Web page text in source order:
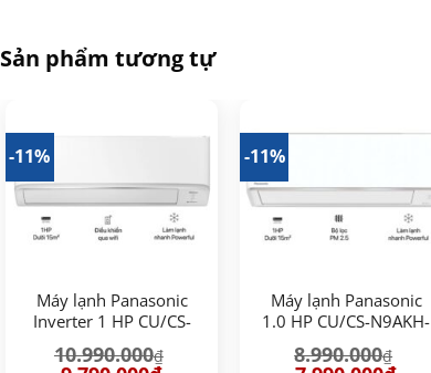
Sản phẩm tương tự
-11%
Máy lạnh Panasonic
Inverter 1 HP CU/CS-
10.990.000₫
-11%
Máy lạnh Panasonic
1.0 HP CU/CS-N9AKH-
8.990.000₫